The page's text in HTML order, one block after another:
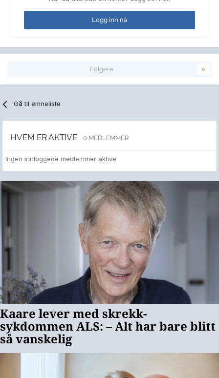
Logg inn nå
Følgere 0
Gå til emneliste
HVEM ER AKTIVE 0 MEDLEMMER
Ingen innloggede medlemmer aktive